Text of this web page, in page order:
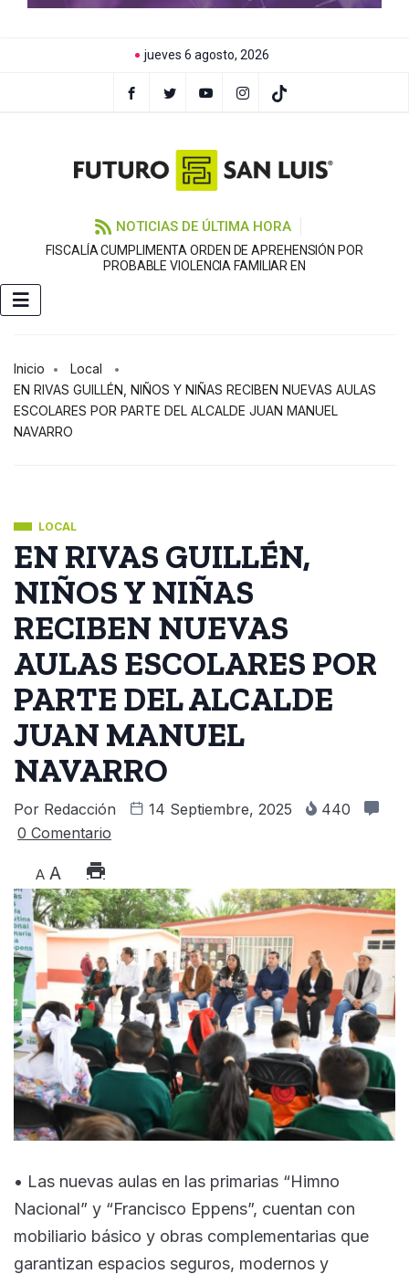
jueves 6 agosto, 2026
NOTICIAS DE ÚLTIMA HORA
FISCALÍA CUMPLIMENTA ORDEN DE APREHENSIÓN POR
PROBABLE VIOLENCIA FAMILIAR EN
Inicio
Local
EN RIVAS GUILLÉN, NIÑOS Y NIÑAS RECIBEN NUEVAS AULAS
ESCOLARES POR PARTE DEL ALCALDE JUAN MANUEL
NAVARRO
LOCAL
EN RIVAS GUILLÉN,
NIÑOS Y NIÑAS
RECIBEN NUEVAS
AULAS ESCOLARES POR
PARTE DEL ALCALDE
JUAN MANUEL
NAVARRO
Por Redacción 14 Septiembre, 2025
440
0 Comentario
A A
• Las nuevas aulas en las primarias “Himno
Nacional” y “Francisco Eppens”, cuentan con
mobiliario básico y obras complementarias que
garantizan espacios seguros, modernos y